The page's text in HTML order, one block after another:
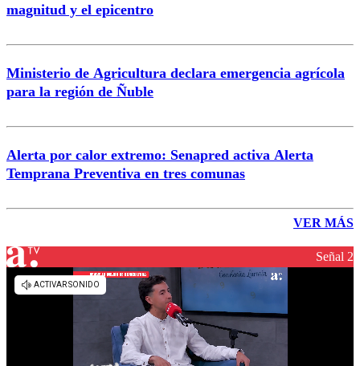
magnitud y el epicentro
Ministerio de Agricultura declara emergencia agrícola
para la región de Ñuble
Alerta por calor extremo: Senapred activa Alerta
Temprana Preventiva en tres comunas
VER MÁS
Señal 2